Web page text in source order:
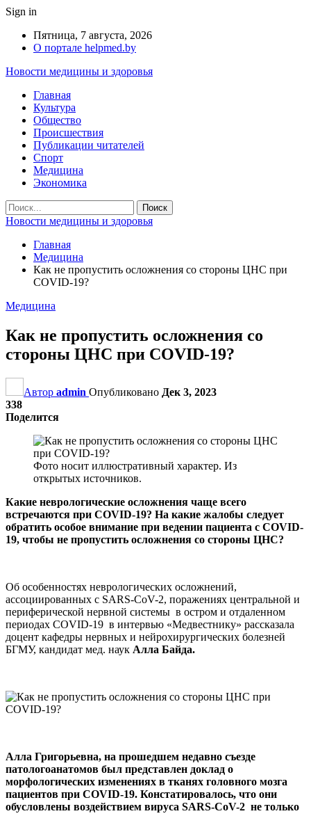
Sign in
Пятница, 7 августа, 2026
О портале helpmed.by
Новости медицины и здоровья
Главная
Культура
Общество
Происшествия
Публикации читателей
Спорт
Медицина
Экономика
Новости медицины и здоровья
Главная
Медицина
Как не пропустить осложнения со стороны ЦНС при
COVID-19?
Медицина
Как не пропустить осложнения со
стороны ЦНС при COVID-19?
Автор admin Опубликовано Дек 3, 2023
338
Поделится
Фото носит иллюстративный характер. Из
открытых источников.
Какие неврологические осложнения чаще всего
встречаются при COVID-19? На какие жалобы следует
обратить особое внимание при ведении пациента с COVID-
19, чтобы не пропустить осложнения со стороны ЦНС?
Об особенностях неврологических осложнений,
ассоциированных с SARS-CoV-2, поражениях центральной и
периферической нервной системы в остром и отдаленном
периодах CОVID-19 в интервью «Медвестнику» рассказала
доцент кафедры нервных и нейрохирургических болезней
БГМУ, кандидат мед. наук Алла Байда.
Алла Григорьевна, на прошедшем недавно съезде
патологоанатомов был представлен доклад о
морфологических изменениях в тканях головного мозга
пациентов при COVID-19. Констатировалось, что они
обусловлены воздействием вируса SARS-CoV-2 не только